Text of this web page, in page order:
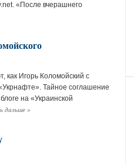
«После вчерашнего
как Игорь Коломойский с
Тайное соглашение
на «Украинской
дальше »